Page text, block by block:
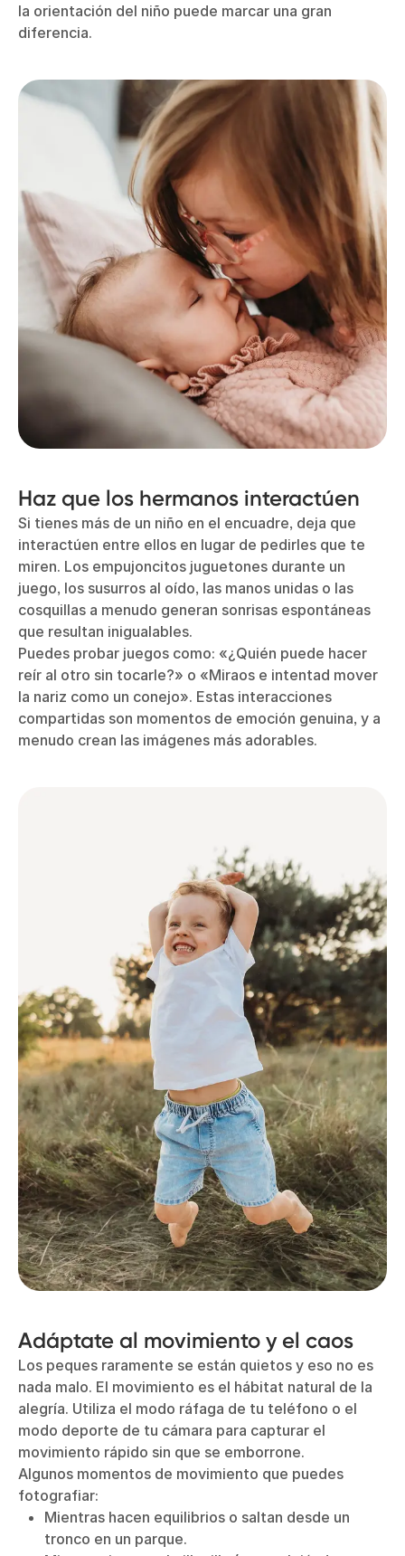
la orientación del niño puede marcar una gran
diferencia.
Haz que los hermanos interactúen
Si tienes más de un niño en el encuadre, deja que
interactúen entre ellos en lugar de pedirles que te
miren. Los empujoncitos juguetones durante un
juego, los susurros al oído, las manos unidas o las
cosquillas a menudo generan sonrisas espontáneas
que resultan inigualables.
Puedes probar juegos como: «¿Quién puede hacer
reír al otro sin tocarle?» o «Miraos e intentad mover
la nariz como un conejo». Estas interacciones
compartidas son momentos de emoción genuina, y a
menudo crean las imágenes más adorables.
Adáptate al movimiento y el caos
Los peques raramente se están quietos y eso no es
nada malo. El movimiento es el hábitat natural de la
alegría. Utiliza el modo ráfaga de tu teléfono o el
modo deporte de tu cámara para capturar el
movimiento rápido sin que se emborrone.
Algunos momentos de movimiento que puedes
fotografiar:
Mientras hacen equilibrios o saltan desde un
tronco en un parque.